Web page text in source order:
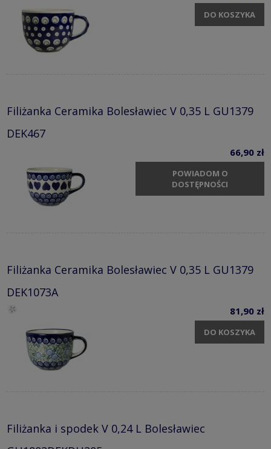
DO KOSZYKA
Filiżanka Ceramika Bolesławiec V 0,35 L GU1379
DEK467
66,90 zł
POWIADOM O
DOSTĘPNOŚCI
Filiżanka Ceramika Bolesławiec V 0,35 L GU1379
DEK1073A
81,90 zł
DO KOSZYKA
Filiżanka i spodek V 0,24 L Bolesławiec